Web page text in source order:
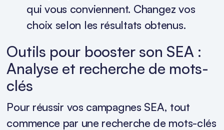
qui vous conviennent. Changez vos
choix selon les résultats obtenus.
Outils pour booster son SEA :
Analyse et recherche de mots-
clés
Pour réussir vos campagnes SEA, tout
commence par une recherche de mots-clés